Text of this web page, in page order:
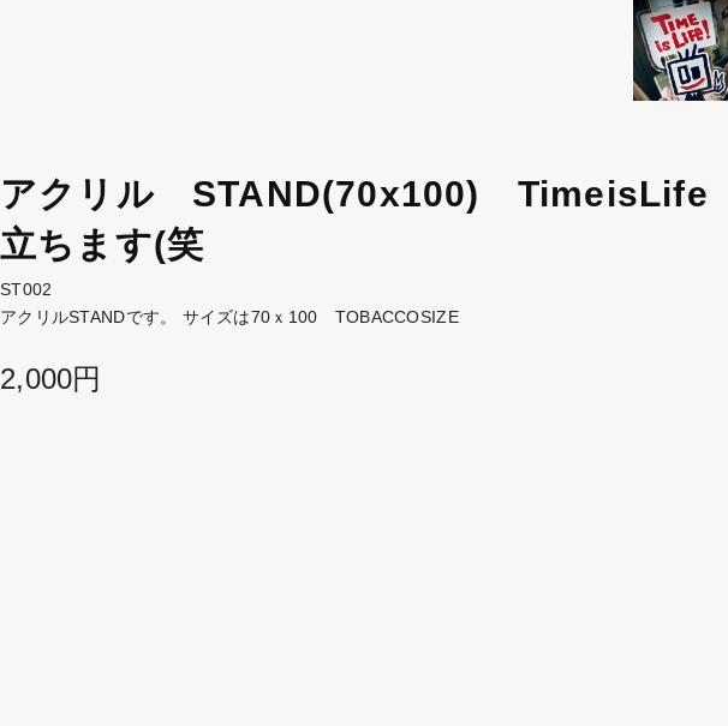
アクリル STAND(70x100) TimeisLife
立ちます(笑
ST002
アクリルSTANDです。 サイズは70ｘ100 TOBACCOSIZE
2,000円